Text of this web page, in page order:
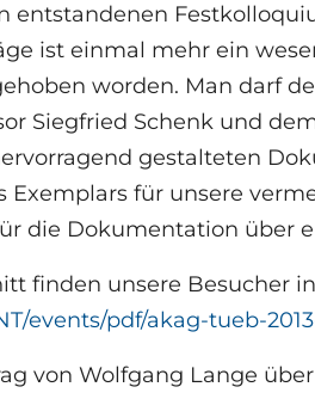
entstandenen
ist einmal mehr ein
worden. Man darf
Siegfried Schenk und
gestalteten
Exemplars für unsere
die Dokumentation über
finden unsere Besucher in
events/pdf/akag-tueb-
von Wolfgang Lange